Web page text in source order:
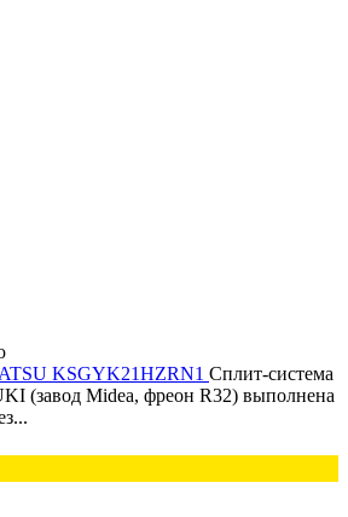
KSGYK21HZRN1 Сплит-система
(завод Midea, фреон R32) выполнена